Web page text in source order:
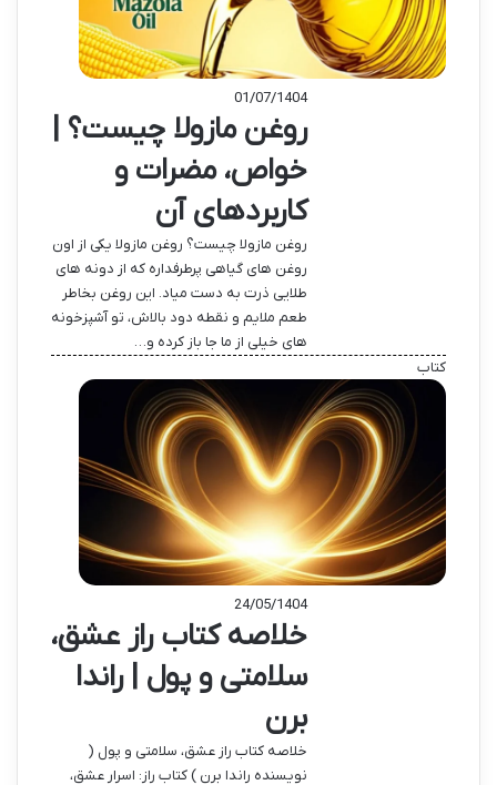
01/07/1404
روغن مازولا چیست؟ |
خواص، مضرات و
کاربردهای آن
روغن مازولا چیست؟ روغن مازولا یکی از اون
روغن های گیاهی پرطرفداره که از دونه های
طلایی ذرت به دست میاد. این روغن بخاطر
طعم ملایم و نقطه دود بالاش، تو آشپزخونه
های خیلی از ما جا باز کرده و…
کتاب
24/05/1404
خلاصه کتاب راز عشق،
سلامتی و پول | راندا
برن
خلاصه کتاب راز عشق، سلامتی و پول (
نویسنده راندا برن ) کتاب راز: اسرار عشق،